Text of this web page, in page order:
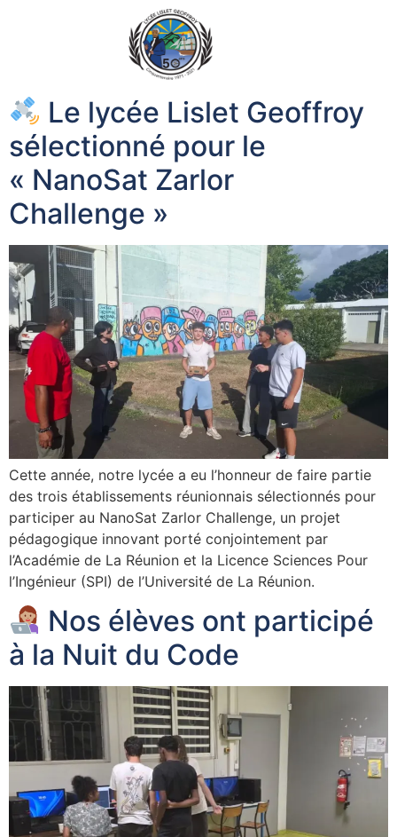
Le lycée Lislet Geoffroy
sélectionné pour le
« NanoSat Zarlor
Challenge »
Cette année, notre lycée a eu l’honneur de faire partie
des trois établissements réunionnais sélectionnés pour
participer au NanoSat Zarlor Challenge, un projet
pédagogique innovant porté conjointement par
l’Académie de La Réunion et la Licence Sciences Pour
l’Ingénieur (SPI) de l’Université de La Réunion.
Nos élèves ont participé
à la Nuit du Code